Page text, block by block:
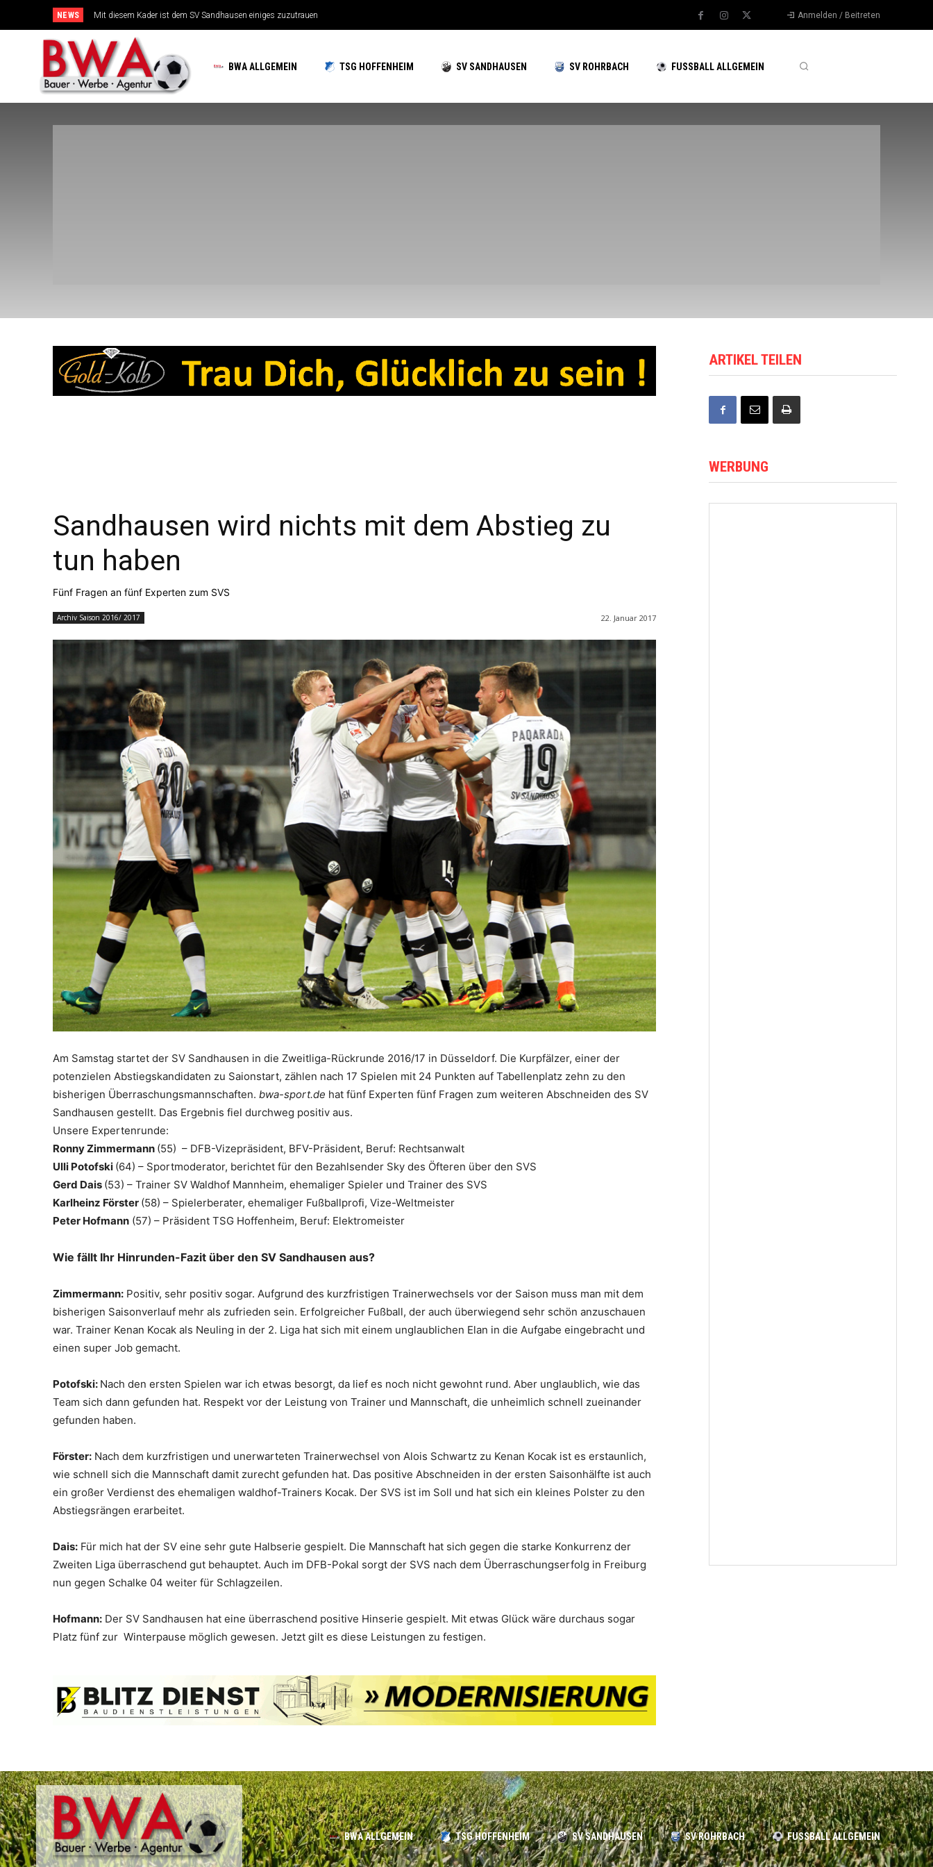
NEWS Mit diesem Kader ist dem SV Sandhausen einiges zuzutrauen
TSG-Erfolgsarchitekten sehen sich für den Tanz auf drei Hochzeiten gut aufgestellt Anmelden / Beitreten
BWA ALLGEMEIN TSG HOFFENHEIM SV SANDHAUSEN SV ROHRBACH FUSSBALL ALLGEMEIN
Sandhausen wird nichts mit dem Abstieg zu
tun haben
Fünf Fragen an fünf Experten zum SVS
Archiv Saison 2016/ 2017 22. Januar 2017
Am Samstag startet der SV Sandhausen in die Zweitliga-Rückrunde 2016/17 in Düsseldorf. Die Kurpfälzer, einer der
potenzielen Abstiegskandidaten zu Saionstart, zählen nach 17 Spielen mit 24 Punkten auf Tabellenplatz zehn zu den
bisherigen Überraschungsmannschaften. bwa-sport.de hat fünf Experten fünf Fragen zum weiteren Abschneiden des SV
Sandhausen gestellt. Das Ergebnis fiel durchweg positiv aus.
Unsere Expertenrunde:
Ronny Zimmermann (55) – DFB-Vizepräsident, BFV-Präsident, Beruf: Rechtsanwalt
Ulli Potofski (64) – Sportmoderator, berichtet für den Bezahlsender Sky des Öfteren über den SVS
Gerd Dais (53) – Trainer SV Waldhof Mannheim, ehemaliger Spieler und Trainer des SVS
Karlheinz Förster (58) – Spielerberater, ehemaliger Fußballprofi, Vize-Weltmeister
Peter Hofmann (57) – Präsident TSG Hoffenheim, Beruf: Elektromeister
Wie fällt Ihr Hinrunden-Fazit über den SV Sandhausen aus?
Zimmermann: Positiv, sehr positiv sogar. Aufgrund des kurzfristigen Trainerwechsels vor der Saison muss man mit dem
bisherigen Saisonverlauf mehr als zufrieden sein. Erfolgreicher Fußball, der auch überwiegend sehr schön anzuschauen
war. Trainer Kenan Kocak als Neuling in der 2. Liga hat sich mit einem unglaublichen Elan in die Aufgabe eingebracht und
einen super Job gemacht.
Potofski: Nach den ersten Spielen war ich etwas besorgt, da lief es noch nicht gewohnt rund. Aber unglaublich, wie das
Team sich dann gefunden hat. Respekt vor der Leistung von Trainer und Mannschaft, die unheimlich schnell zueinander
gefunden haben.
Förster: Nach dem kurzfristigen und unerwarteten Trainerwechsel von Alois Schwartz zu Kenan Kocak ist es erstaunlich,
wie schnell sich die Mannschaft damit zurecht gefunden hat. Das positive Abschneiden in der ersten Saisonhälfte ist auch
ein großer Verdienst des ehemaligen waldhof-Trainers Kocak. Der SVS ist im Soll und hat sich ein kleines Polster zu den
Abstiegsrängen erarbeitet.
Dais: Für mich hat der SV eine sehr gute Halbserie gespielt. Die Mannschaft hat sich gegen die starke Konkurrenz der
Zweiten Liga überraschend gut behauptet. Auch im DFB-Pokal sorgt der SVS nach dem Überraschungserfolg in Freiburg
nun gegen Schalke 04 weiter für Schlagzeilen.
Hofmann: Der SV Sandhausen hat eine überraschend positive Hinserie gespielt. Mit etwas Glück wäre durchaus sogar
Platz fünf zur Winterpause möglich gewesen. Jetzt gilt es diese Leistungen zu festigen.
ARTIKEL TEILEN
WERBUNG
BWA ALLGEMEIN TSG HOFFENHEIM SV SANDHAUSEN SV ROHRBACH FUSSBALL ALLGEMEIN